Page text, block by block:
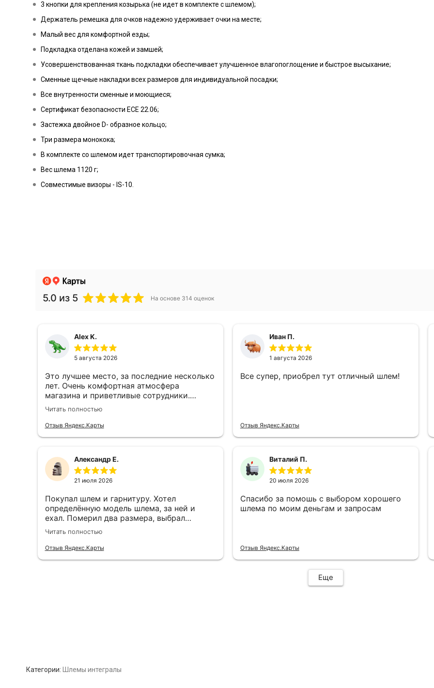
3 кнопки для крепления козырька (не идет в комплекте с шлемом);
Держатель ремешка для очков надежно удерживает очки на месте;
Малый вес для комфортной езды;
Подкладка отделана кожей и замшей;
Усовершенствованная ткань подкладки обеспечивает улучшенное влагопоглощение и быстрое высыхание;
Сменные щечные накладки всех размеров для индивидуальной посадки;
Все внутренности сменные и моющиеся;
Сертификат безопасности ECE 22.06;
Застежка двойное D- образное кольцо;
Три размера монокока;
В комплекте со шлемом идет транспортировочная сумка;
Вес шлема 1120 г;
Совместимые визоры - IS-10.
Категории: Шлемы интегралы